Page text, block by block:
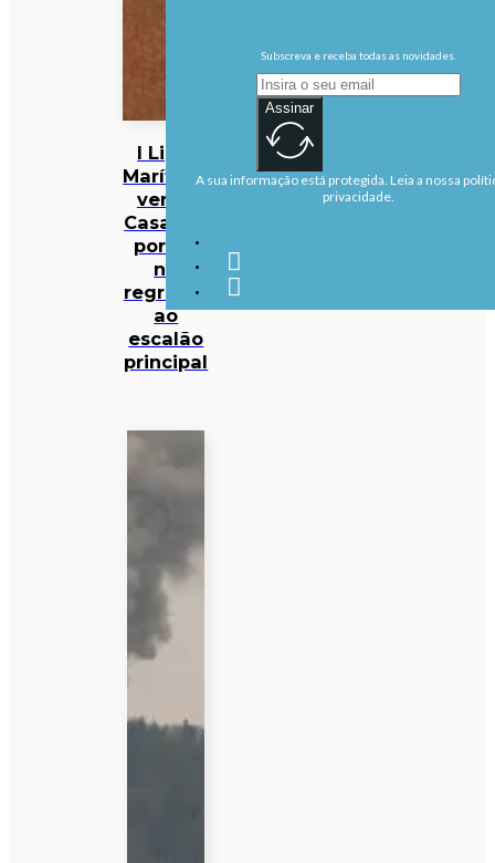
I Liga:
Marítimo
vence
Casa Pia
por 1-0
no
regresso
ao
escalão
principal
Subscreva e receba todas as novidades.
Assinar
A sua informação está protegida. Leia a nossa
privacidade.